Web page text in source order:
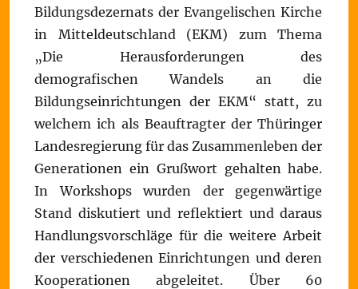
Bildungsdezernats der Evangelischen Kirche
in Mitteldeutschland (EKM) zum Thema
„Die Herausforderungen des
demografischen Wandels an die
Bildungseinrichtungen der EKM“ statt, zu
welchem ich als Beauftragter der Thüringer
Landesregierung für das Zusammenleben der
Generationen ein Grußwort gehalten habe.
In Workshops wurden der gegenwärtige
Stand diskutiert und reflektiert und daraus
Handlungsvorschläge für die weitere Arbeit
der verschiedenen Einrichtungen und deren
Kooperationen abgeleitet. Über 60